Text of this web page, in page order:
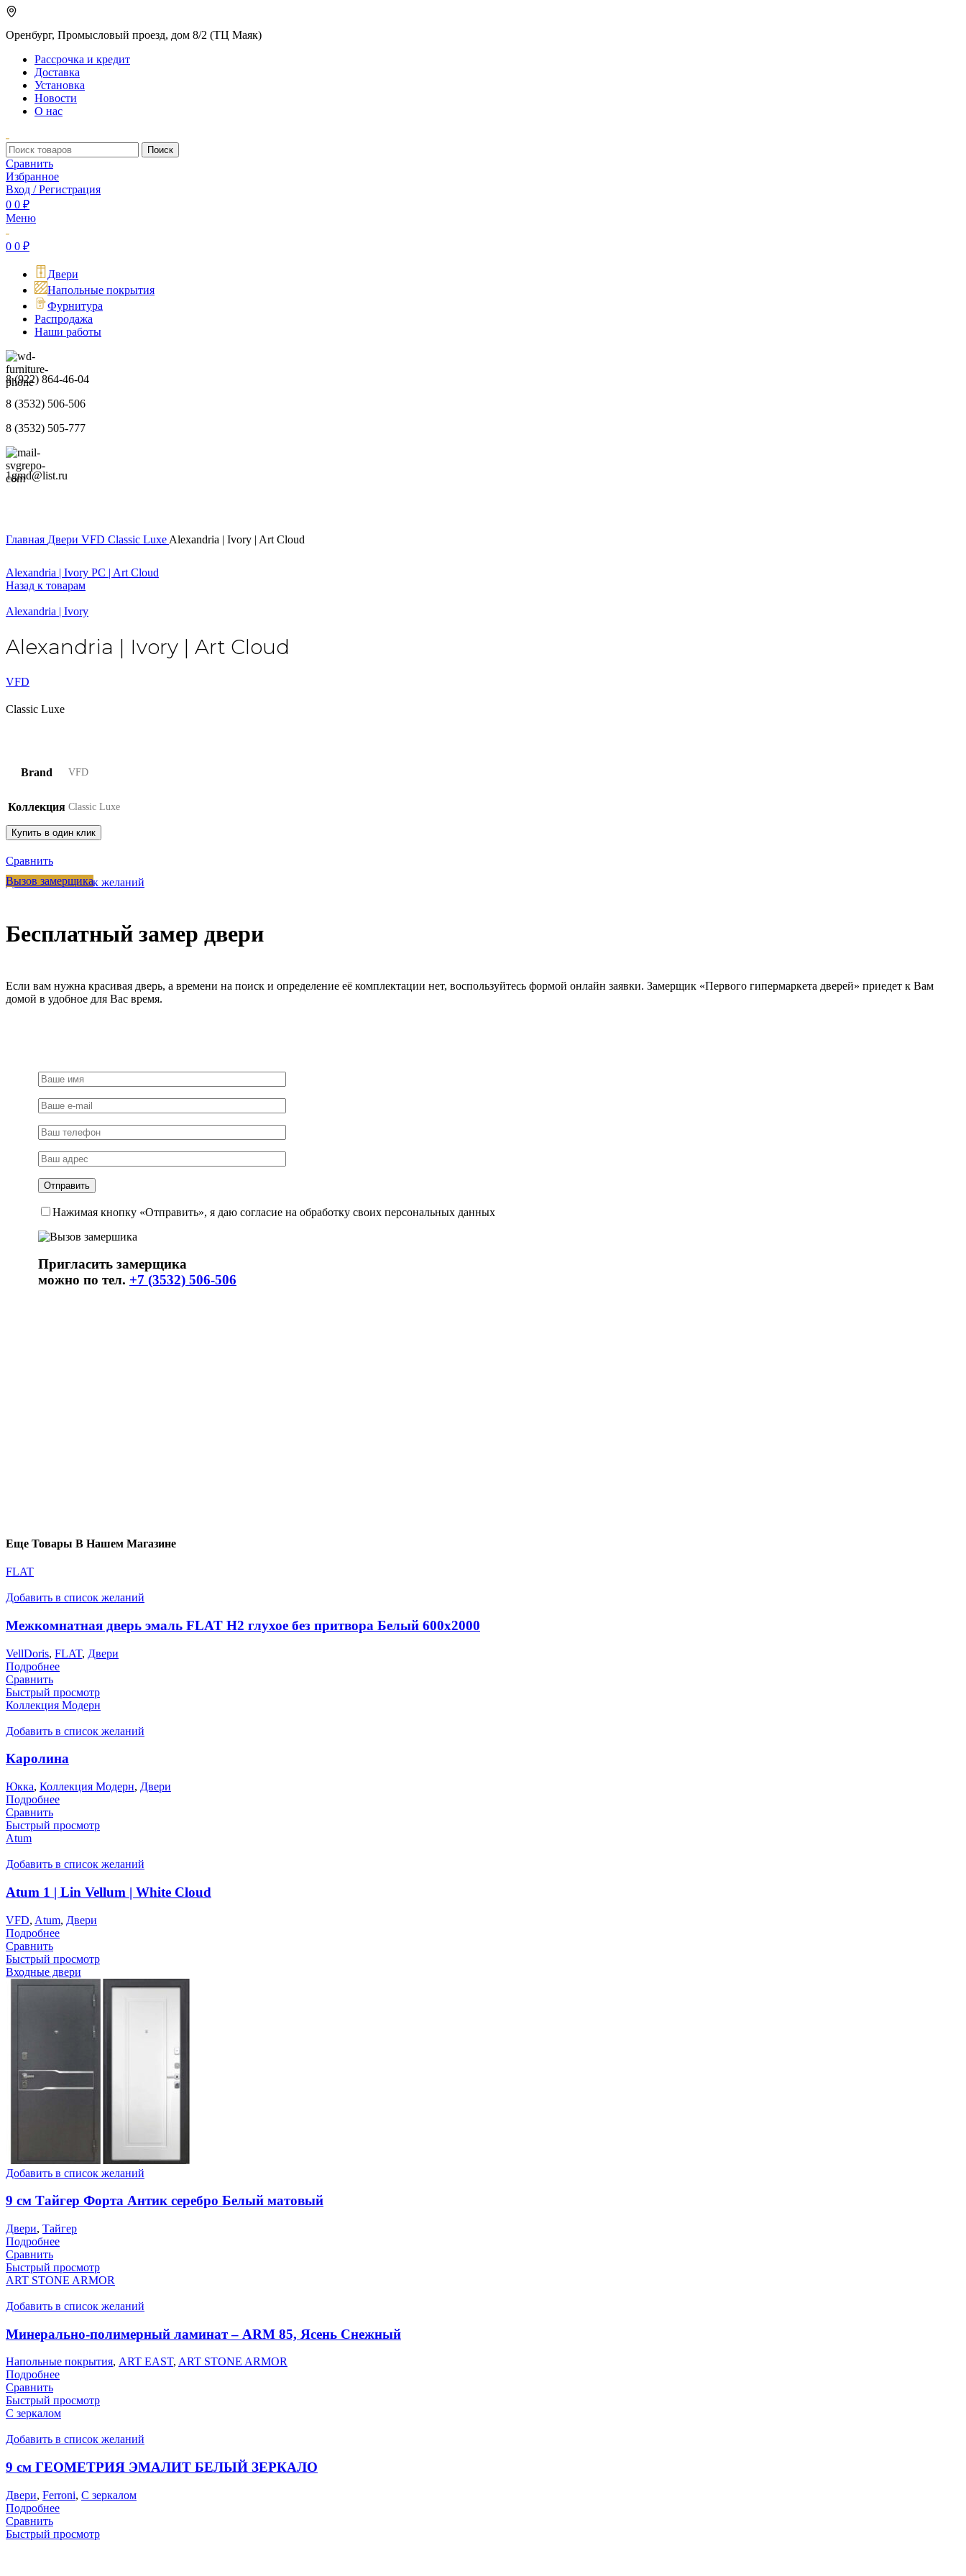
Оренбург, Промысловый проезд, дом 8/2 (ТЦ Маяк)
Рассрочка и кредит
Доставка
Установка
Новости
О нас
Поиск
Сравнить
Избранное
Вход / Регистрация
0 0 ₽
Меню
0 0 ₽
Двери
Напольные покрытия
Фурнитура
Распродажа
Наши работы
8 (922) 864-46-04
8 (3532) 506-506
8 (3532) 505-777
1gmd@list.ru
Главная Двери VFD Classic Luxe Alexandria | Ivory | Art Cloud
Alexandria | Ivory PC | Art Cloud
Назад к товарам
Alexandria | Ivory
Alexandria | Ivory | Art Cloud
VFD
Classic Luxe
Brand VFD
Коллекция Classic Luxe
Купить в один клик
Сравнить
Добавить в список желаний
Вызов замерщика
Бесплатный замер двери
Если вам нужна красивая дверь, а времени на поиск и определение её комплектации нет, воспользуйтесь формой онлайн заявки. Замерщик «Первого гипермаркета дверей» приедет к Вам
домой в удобное для Вас время.
Нажимая кнопку «Отправить», я даю согласие на обработку своих персональных данных
Пригласить замерщика
можно по тел. +7 (3532) 506-506
Еще Товары В Нашем Магазине
FLAT
Добавить в список желаний
Межкомнатная дверь эмаль FLAT H2 глухое без притвора Белый 600х2000
VellDoris, FLAT, Двери
Подробнее
Сравнить
Быстрый просмотр
Коллекция Модерн
Добавить в список желаний
Каролина
Юкка, Коллекция Модерн, Двери
Подробнее
Сравнить
Быстрый просмотр
Atum
Добавить в список желаний
Atum 1 | Lin Vellum | White Cloud
VFD, Atum, Двери
Подробнее
Сравнить
Быстрый просмотр
Входные двери
Добавить в список желаний
9 см Тайгер Форта Антик серебро Белый матовый
Двери, Тайгер
Подробнее
Сравнить
Быстрый просмотр
ART STONE ARMOR
Добавить в список желаний
Минерально-полимерный ламинат – ARM 85, Ясень Снежный
Напольные покрытия, ART EAST, ART STONE ARMOR
Подробнее
Сравнить
Быстрый просмотр
С зеркалом
Добавить в список желаний
9 см ГЕОМЕТРИЯ ЭМАЛИТ БЕЛЫЙ ЗЕРКАЛО
Двери, Ferroni, С зеркалом
Подробнее
Сравнить
Быстрый просмотр